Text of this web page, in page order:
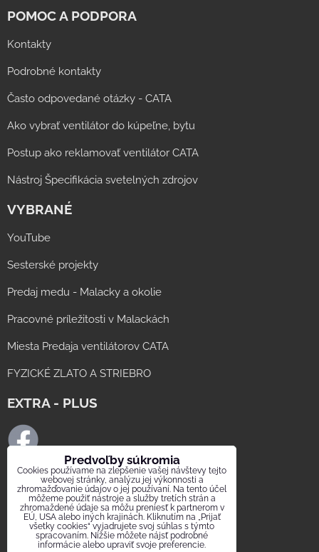
POMOC A PODPORA
Kontakty
Podrobné kontakty
Často odpovedané otázky - CATA
Ako vybrať ventilátor do kúpeľne, bytu
Postup ako reklamovať ventilátor CATA
Nástroj Špecifikácia svetelných zdrojov
VYBRANÉ
YouTube
Sesterské projekty
Predaj medu - Malacky a okolie
Pracovné príležitosti v Malackách
Miesta Predaja ventilátorov CATA
FYZICKÉ ZLATO A STRIEBRO
EXTRA - PLUS
FB ELMAT SLOVAKIA
FB digestor.info
FB Elektrika.sk
Predvoľby súkromia
Cookies používame na zlepšenie vašej návštevy tejto
webovej stránky, analýzu jej výkonnosti a
zhromažďovanie údajov o jej používaní. Na tento účel
môžeme použiť nástroje a služby tretích strán a
zhromaždené údaje sa môžu preniesť k partnerom v
EÚ, USA alebo iných krajinách. Kliknutím na „Prijať
všetky cookies“ vyjadrujete svoj súhlas s týmto
spracovaním. Nižšie môžete nájsť podrobné
informácie alebo upraviť svoje preferencie.